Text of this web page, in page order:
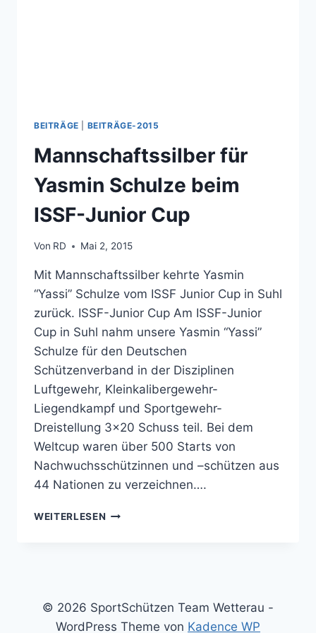
BEITRÄGE BEITRÄGE-2015
Mannschaftssilber für
Yasmin Schulze beim
ISSF-Junior Cup
Von RD Mai 2, 2015
Mit Mannschaftssilber kehrte Yasmin
“Yassi” Schulze vom ISSF Junior Cup in Suhl
zurück. ISSF-Junior Cup Am ISSF-Junior
Cup in Suhl nahm unsere Yasmin “Yassi”
Schulze für den Deutschen
Schützenverband in der Disziplinen
Luftgewehr, Kleinkalibergewehr-
Liegendkampf und Sportgewehr-
Dreistellung 3×20 Schuss teil. Bei dem
Weltcup waren über 500 Starts von
Nachwuchsschützinnen und –schützen aus
44 Nationen zu verzeichnen….
WEITERLESEN MANNSCHAFTSSILBER
JUNIOR
© 2026 SportSchützen Team Wetterau -
WordPress Theme von Kadence WP